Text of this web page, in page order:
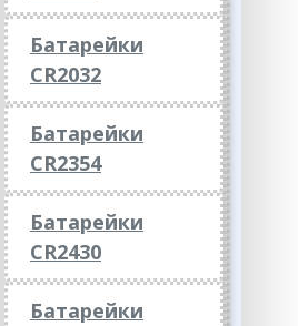
Батарейки
CR2032
Батарейки
CR2354
Батарейки
CR2430
Батарейки